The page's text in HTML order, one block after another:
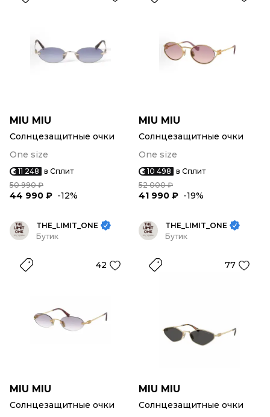
MIU MIU
Солнцезащитные очки
One size
11 248 в Сплит
50 990 ₽
44 990 ₽ -12%
MIU MIU
Солнцезащитные очки
One size
10 498 в Сплит
52 000 ₽
41 990 ₽ -19%
THE_LIMIT_ONE
Бутик
42
MIU MIU
Солнцезащитные очки
THE_LIMIT_ONE
Бутик
77
MIU MIU
Солнцезащитные очки